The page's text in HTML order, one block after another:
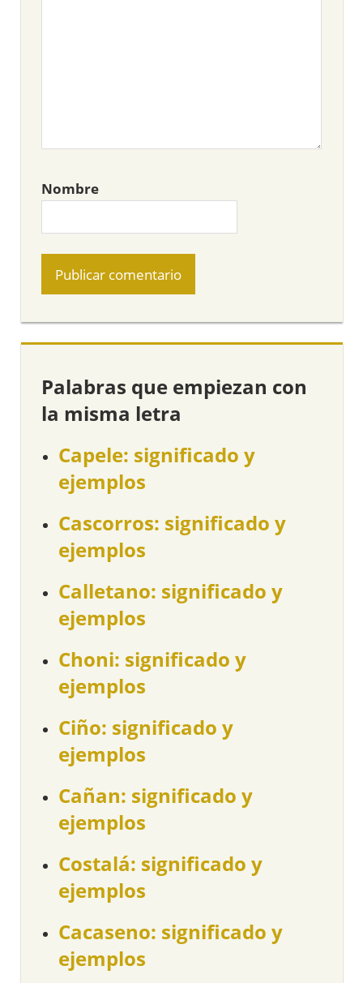
Nombre
Palabras que empiezan con
la misma letra
Capele: significado y
ejemplos
Cascorros: significado y
ejemplos
Calletano: significado y
ejemplos
Choni: significado y
ejemplos
Ciño: significado y
ejemplos
Cañan: significado y
ejemplos
Costalá: significado y
ejemplos
Cacaseno: significado y
ejemplos